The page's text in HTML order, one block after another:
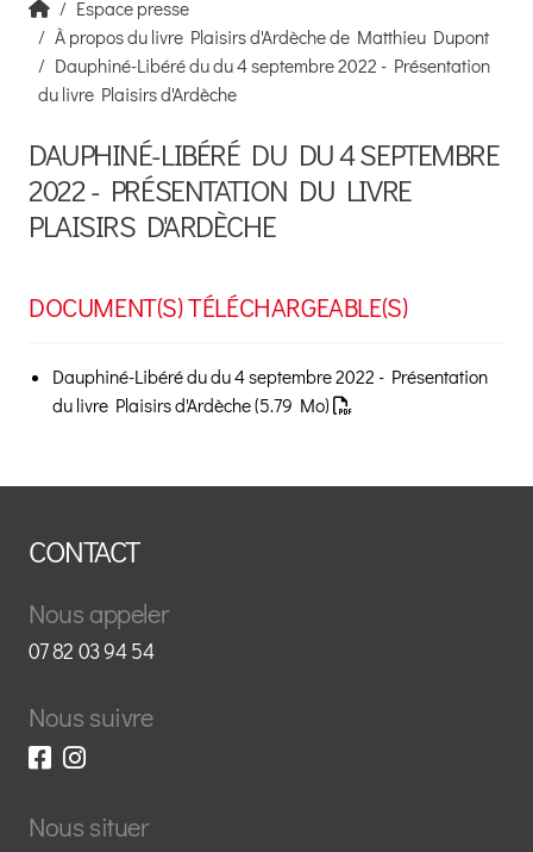
Espace presse
À propos du livre Plaisirs d'Ardèche de Matthieu Dupont
Dauphiné-Libéré du du 4 septembre 2022 - Présentation
du livre Plaisirs d'Ardèche
DAUPHINÉ-LIBÉRÉ DU DU 4 SEPTEMBRE
2022 - PRÉSENTATION DU LIVRE
PLAISIRS D'ARDÈCHE
DOCUMENT(S) TÉLÉCHARGEABLE(S)
Dauphiné-Libéré du du 4 septembre 2022 - Présentation
du livre Plaisirs d'Ardèche(5.79 Mo)
CONTACT
Nous appeler
07 82 03 94 54
Nous suivre
Nous situer